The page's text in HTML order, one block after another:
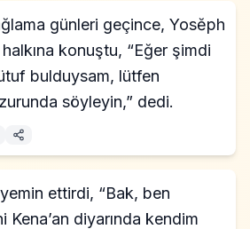
günleri geçince, Yosĕph
konuştu, “Eğer şimdi
bulduysam, lütfen
söyleyin,” dedi.
ettirdi, “Bak, ben
Kena’an diyarında kendim